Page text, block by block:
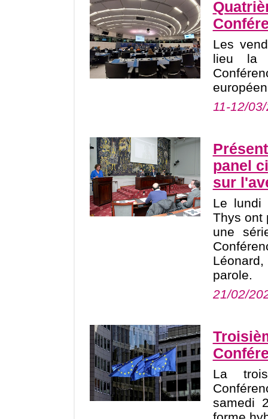
Les
lieu la
11-12/
panel
sur
Le lundi
Thys ont
une
parole.
21/02/
La
samedi